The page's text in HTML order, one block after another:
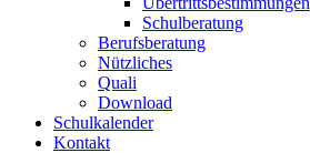
Schulberatung
Berufsberatung
Nützliches
Quali
Download
Schulkalender
Kontakt